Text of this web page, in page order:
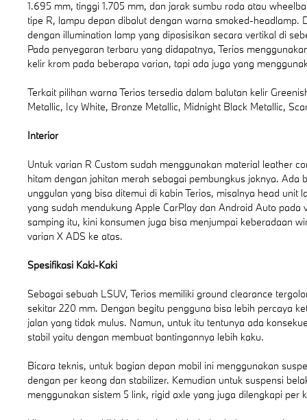
1.695 mm, tinggi 1.705 mm, dan jarak sumbu roda atau
tipe R, lampu depan dibalut dengan warna smoked-headlamp.
dengan illumination lamp yang diposisikan secara vertikal di
Pada penyegaran terbaru yang didapatnya, Terios
kelir krom pada beberapa varian, tapi ada juga yang
Terkait pilihan warna Terios tersedia dalam balutan kelir
Metallic, Icy White, Bronze Metallic, Midnight Black Metallic,
Interior
Untuk varian R Custom sudah menggunakan material leather
hitam dengan jahitan merah sebagai pembungkus joknya. Ada
unggulan yang bisa ditemui di kabin Terios, misalnya head unit
yang sudah mendukung Apple CarPlay dan Android Auto pada
samping itu, kini konsumen juga bisa menjumpai keberadaan
varian X ADS ke atas.
Spesifikasi Kaki-Kaki
Sebagai sebuah LSUV, Terios memiliki ground clearance
sekitar 220 mm. Dengan begitu pengguna bisa lebih percaya
jalan yang tidak mulus. Namun, untuk itu tentunya ada
stabil yaitu dengan membuat bantingannya lebih kaku.
Bicara teknis, untuk bagian depan mobil ini menggunakan
dengan per keong dan stabilizer. Kemudian untuk suspensi
menggunakan sistem 5 link, rigid axle yang juga dilengkapi per